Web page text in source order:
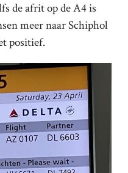
de afrit op de A4 is
meer naar Schiphol
positief.